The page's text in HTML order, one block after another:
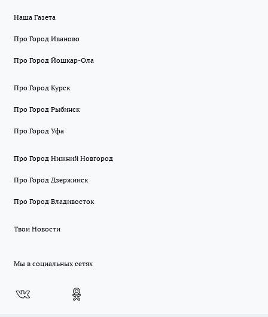
Наша Газета
Про Город Иваново
Про Город Йошкар-Ола
Про Город Курск
Про Город Рыбинск
Про Город Уфа
Про Город Нижний Новгород
Про Город Дзержинск
Про Город Владивосток
Твои Новости
Мы в социальных сетях